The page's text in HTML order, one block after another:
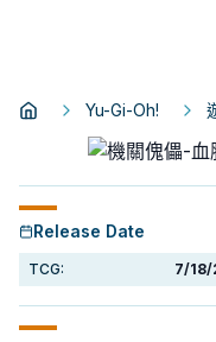
Yu-Gi-Oh!
Release Date
TCG: 7/